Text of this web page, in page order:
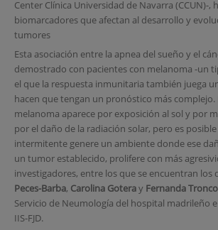
Center Clínica Universidad de Navarra (CCUN)-,
biomarcadores que afectan al desarrollo y
tumores
Esta asociación entre la apnea del sueño y el
demostrado con pacientes con melanoma -un
el que la respuesta inmunitaria también juega
hacen que tengan un pronóstico más
melanoma aparece por exposición al sol y por
por el daño de la radiación solar, pero es
intermitente genere un ambiente donde ese
un tumor establecido, prolifere con más
investigadores, entre los que se encuentran los
Peces-Barba, Carolina Goteray Fernanda
Servicio de Neumología del hospital madrileño
IIS-FJD.